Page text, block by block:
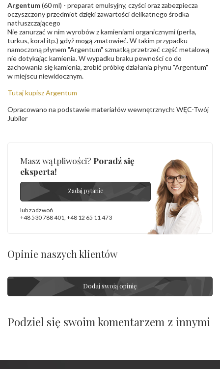
Argentum(60 ml) - preparat emulsyjny, czyści oraz zabezpiecza
oczyszczony przedmiot dzięki zawartości delikatnego środka
natłuszczającego
Nie zanurzać w nim wyrobów z kamieniami organicznymi (perła,
turkus, koral itp.) gdyż mogą zmatowieć. W takim przypadku
namoczoną płynem "Argentum" szmatką przetrzeć część metalową
nie dotykając kamienia. W wypadku braku pewności co do
zachowania się kamienia, zrobić próbkę działania płynu "Argentum"
w miejscu niewidocznym.
Tutaj kupisz Argentum
Opracowano na podstawie materiałów wewnętrznych: WĘC-Twój
Jubiler
Masz wątpliwości? Poradź się
eksperta!
Zadaj pytanie
lub zadzwoń
+48 530 788 401 +48 12 65 11 473
Opinie naszych klientów
Dodaj swoją opinię
Podziel się swoim komentarzem z innymi